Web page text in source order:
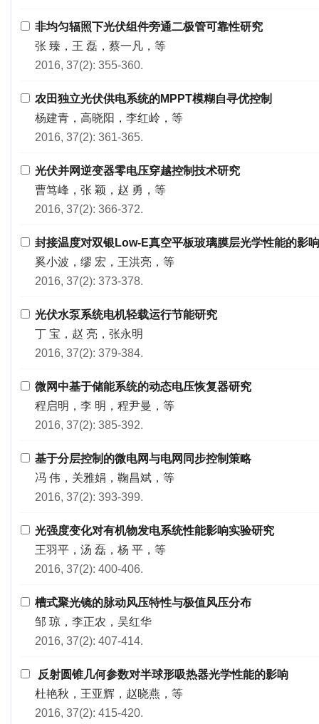
非均匀辐照下光伏组件旁通二极管可靠性研究
张 臻，王 磊，蔡一凡，等
2016, 37(2): 355-360.
农田独立光伏供电系统的MPPT模糊自寻优控制
杨建青，高晓阳，李红岭，等
2016, 37(2): 361-365.
光伏并网逆变器零电压穿越控制技术研究
曹笃峰，张 颖，赵 勇，等
2016, 37(2): 366-372.
封接温度对双银Low-E真空平板玻璃膜层光学性能的影响
奚小波，缪 宏，王洪亮，等
2016, 37(2): 373-378.
光伏水泵系统电机轻载运行节能研究
丁 宝，赵 亮，张永明
2016, 37(2): 379-384.
微网中基于储能系统的动态电压恢复器研究
程启明，李 明，程尹曼，等
2016, 37(2): 385-392.
基于分层控制的微电网与电网同步控制策略
冯 伟，关雅娟，鞠昌斌，等
2016, 37(2): 393-399.
光强度变化对有机物发电系统性能影响实验研究
王羽平，汤 磊，杨 平，等
2016, 37(2): 400-406.
槽式聚光镜的脉动风压特性与极值风压分布
邹 琼，李正农，吴红华
2016, 37(2): 407-414.
反射圆锥几何参数对半球形吸热器光学性能的影响
杜艳秋，王亚辉，赵晓燕，等
2016, 37(2): 415-420.